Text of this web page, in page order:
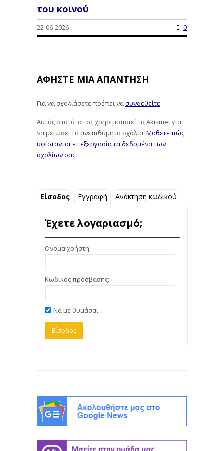
του κοινού
22-06-2026 0
ΑΦΉΣΤΕ ΜΙΑ ΑΠΆΝΤΗΣΗ
Για να σχολιάσετε πρέπει νασυνδεθείτε.
Αυτός ο ιστότοπος χρησιμοποιεί το Akismet για
να μειώσει τα ανεπιθύμητα σχόλια. Μάθετε πώς
υφίστανται επεξεργασία τα δεδομένα των
σχολίων σας.
Είσοδος Εγγραφή Ανάκτηση κωδικού
Έχετε λογαριασμό;
Όνομα χρήστη:
Κωδικός πρόσβασης:
Να με θυμάσαι